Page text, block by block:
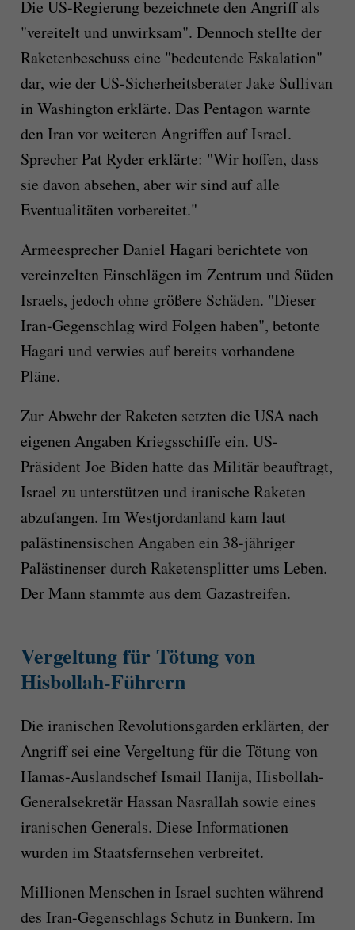
Die US-Regierung bezeichnete den Angriff als
"vereitelt und unwirksam". Dennoch stellte der
Raketenbeschuss eine "bedeutende Eskalation"
dar, wie der US-Sicherheitsberater Jake Sullivan
in Washington erklärte. Das Pentagon warnte
den Iran vor weiteren Angriffen auf Israel.
Sprecher Pat Ryder erklärte: "Wir hoffen, dass
sie davon absehen, aber wir sind auf alle
Eventualitäten vorbereitet."
Armeesprecher Daniel Hagari berichtete von
vereinzelten Einschlägen im Zentrum und Süden
Israels, jedoch ohne größere Schäden. "Dieser
Iran-Gegenschlag wird Folgen haben", betonte
Hagari und verwies auf bereits vorhandene
Pläne.
Zur Abwehr der Raketen setzten die USA nach
eigenen Angaben Kriegsschiffe ein. US-
Präsident Joe Biden hatte das Militär beauftragt,
Israel zu unterstützen und iranische Raketen
abzufangen. Im Westjordanland kam laut
palästinensischen Angaben ein 38-jähriger
Palästinenser durch Raketensplitter ums Leben.
Der Mann stammte aus dem Gazastreifen.
Vergeltung für Tötung von
Hisbollah-Führern
Die iranischen Revolutionsgarden erklärten, der
Angriff sei eine Vergeltung für die Tötung von
Hamas-Auslandschef Ismail Hanija, Hisbollah-
Generalsekretär Hassan Nasrallah sowie eines
iranischen Generals. Diese Informationen
wurden im Staatsfernsehen verbreitet.
Millionen Menschen in Israel suchten während
des Iran-Gegenschlags Schutz in Bunkern. Im